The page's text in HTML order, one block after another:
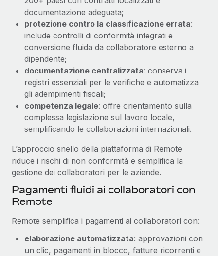
documentazione adeguata;
protezione contro la classificazione errata:
include controlli di conformità integrati e
conversione fluida da collaboratore esterno a
dipendente;
documentazione centralizzata: conserva i
registri essenziali per le verifiche e automatizza
gli adempimenti fiscali;
competenza legale: offre orientamento sulla
complessa legislazione sul lavoro locale,
semplificando le collaborazioni internazionali.
L’approccio snello della piattaforma di Remote
riduce i rischi di non conformità e semplifica la
gestione dei collaboratori per le aziende.
Pagamenti fluidi ai collaboratori con
Remote
Remote semplifica i pagamenti ai collaboratori con:
elaborazione automatizzata: approvazioni con
un clic, pagamenti in blocco, fatture ricorrenti e